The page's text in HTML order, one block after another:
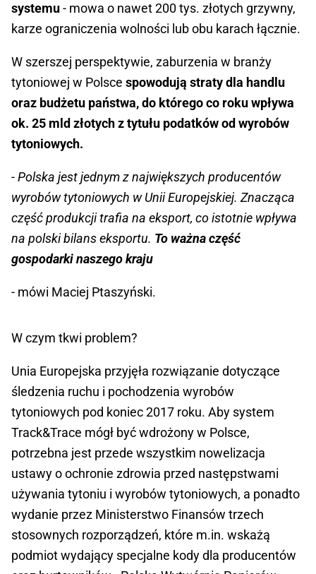
systemu- mowa o nawet 200 tys. złotych grzywny,
karze ograniczenia wolności lub obu karach łącznie.
W szerszej perspektywie, zaburzenia w branży
tytoniowej w Polsce spowodują straty dla handlu
oraz budżetu państwa, do którego co roku wpływa
ok. 25 mld złotych z tytułu podatków od wyrobów
tytoniowych.
- Polska jest jednym z największych producentów
wyrobów tytoniowych w Unii Europejskiej. Znacząca
część produkcji trafia na eksport, co istotnie wpływa
na polski bilans eksportu. To ważna część
gospodarki naszego kraju
- mówi Maciej Ptaszyński.
W czym tkwi problem?
Unia Europejska przyjęła rozwiązanie dotyczące
śledzenia ruchu i pochodzenia wyrobów
tytoniowych pod koniec 2017 roku. Aby system
Track&Trace mógł być wdrożony w Polsce,
potrzebna jest przede wszystkim nowelizacja
ustawy o ochronie zdrowia przed następstwami
używania tytoniu i wyrobów tytoniowych, a ponadto
wydanie przez Ministerstwo Finansów trzech
stosownych rozporządzeń, które m.in. wskażą
podmiot wydający specjalne kody dla producentów